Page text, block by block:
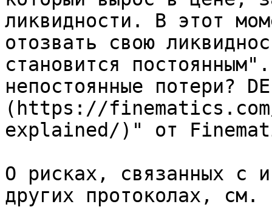
ликвидности. В этот
отозвать свою
становится
непостоянные потери?
(https://
explained/)" от
О рисках, связанных с
других протоколах, см.